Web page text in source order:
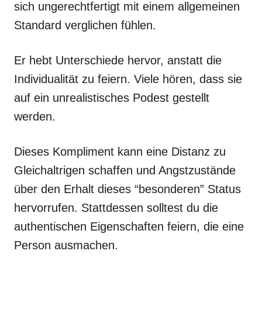
sich ungerechtfertigt mit einem allgemeinen
Standard verglichen fühlen.
Er hebt Unterschiede hervor, anstatt die
Individualität zu feiern. Viele hören, dass sie
auf ein unrealistisches Podest gestellt
werden.
Dieses Kompliment kann eine Distanz zu
Gleichaltrigen schaffen und Angstzustände
über den Erhalt dieses “besonderen” Status
hervorrufen. Stattdessen solltest du die
authentischen Eigenschaften feiern, die eine
Person ausmachen.